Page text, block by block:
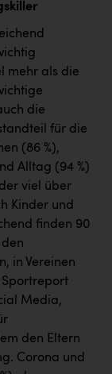
mehr als die
die
für die
(86 %),
Alltag (94 %)
viel über
Kinder und
finden 90
in Vereinen
Sportreport
Media,
den Eltern
Corona und